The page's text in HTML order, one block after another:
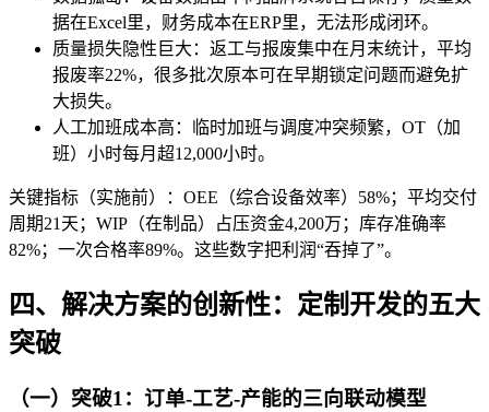
据在Excel里，财务成本在ERP里，无法形成闭环。
质量损失隐性巨大：返工与报废集中在月末统计，平均
报废率22%，很多批次原本可在早期锁定问题而避免扩
大损失。
人工加班成本高：临时加班与调度冲突频繁，OT（加
班）小时每月超12,000小时。
关键指标（实施前）：OEE（综合设备效率）58%；平均交付
周期21天；WIP（在制品）占压资金4,200万；库存准确率
82%；一次合格率89%。这些数字把利润“吞掉了”。
四、解决方案的创新性：定制开发的五大
突破
（一）突破1：订单-工艺-产能的三向联动模型